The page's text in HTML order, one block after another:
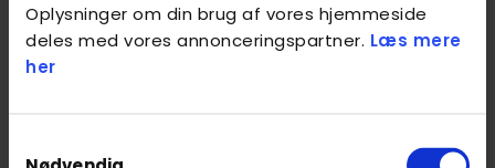
Oplysninger om din brug af vores hjemmeside
deles med vores annonceringspartner. Læs mere
her
Fysiurgisk massage